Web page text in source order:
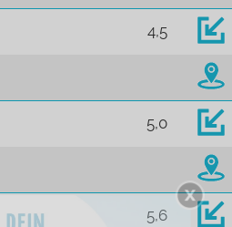
4,5
5,0
5,6